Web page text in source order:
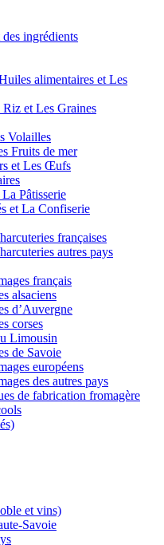
ingrédients
alimentaires et Les
et Les Graines
Volailles
Fruits de mer
et Les Œufs
Pâtisserie
et La Confiserie
françaises
autres pays
français
alsaciens
d’Auvergne
corses
Limousin
de Savoie
européens
des autres pays
de fabrication fromagère
et vins)
Savoie